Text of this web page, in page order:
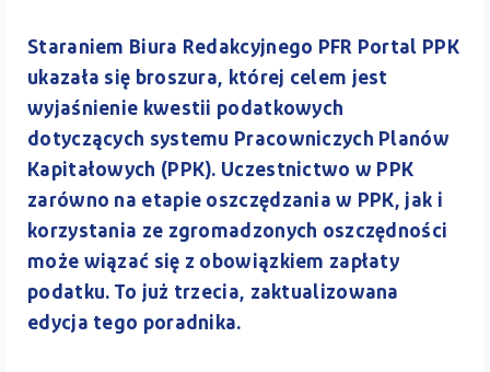
Staraniem Biura Redakcyjnego PFR Portal PPK
ukazała się broszura, której celem jest
wyjaśnienie kwestii podatkowych
dotyczących systemu Pracowniczych Planów
Kapitałowych (PPK). Uczestnictwo w PPK
zarówno na etapie oszczędzania w PPK, jak i
korzystania ze zgromadzonych oszczędności
może wiązać się z obowiązkiem zapłaty
podatku. To już trzecia, zaktualizowana
edycja tego poradnika.